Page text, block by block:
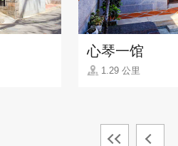
心琴一馆
1.29 公里